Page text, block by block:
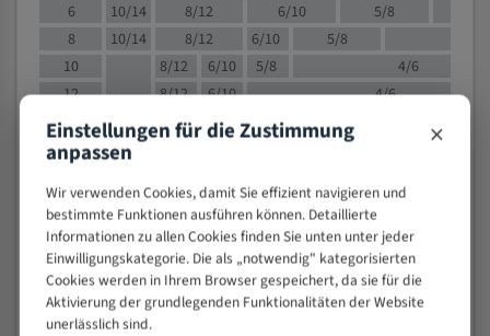
6
10/14 8/12 6/10
5/8
8
10/14 8/12 6/10 5/8
10
8/12 6/10 5/8
4/6
12
8/12 6/10
4/6
15
8/12 6/10
4/5
20
50
4/5
80
> 100
VOLLMATERIAL
Einstellungen für die Zustimmung
anpassen ×
Wir verwenden Cookies, damit Sie effizient navigieren und
bestimmte Funktionen ausführen können. Detaillierte
Informationen zu allen Cookies finden Sie unten unter jeder
Einwilligungskategorie. Die als „notwendig" kategorisierten
Cookies werden in Ihrem Browser gespeichert, da sie für die
Aktivierung der grundlegenden Funktionalitäten der Website
unerlässlich sind.